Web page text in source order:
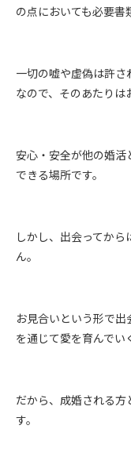
の点においても必要書
一切の嘘や虚偽は許
なので、そのあたりは
安心・安全が他の婚活
できる場所です。
しかし、出会ってか
ん。
お見合いという形で
を通じて愛を育んでい
だから、成婚される
す。